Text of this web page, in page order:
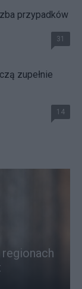
przypadków
31
zupełnie
14
regionach